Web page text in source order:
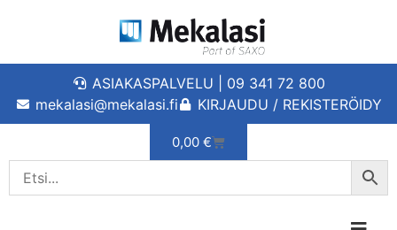
ASIAKASPALVELU | 09 341 72 800
mekalasi@mekalasi.fi
KIRJAUDU / REKISTERÖIDY
0,00 €